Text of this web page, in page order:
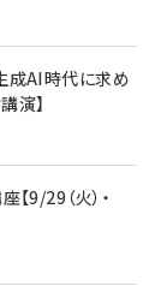
涼介]| 手軽にスト
6.1) 【完
イズキャンセリ
時間再生 / PSE
C & USB-C
240W 結束バン
MacBook
トブラック)
成AI時代に求め
演】
9/29（火）・